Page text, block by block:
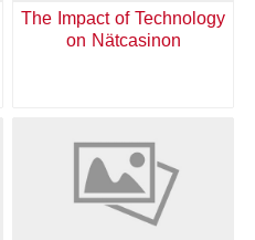
The Impact of Technology
on Nätcasinon